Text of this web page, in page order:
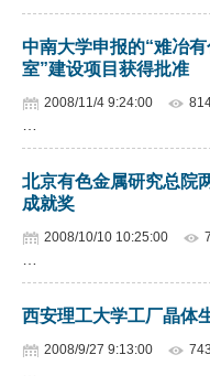
中南大学申报的“难冶
室”建设项目获得批准
2008/11/4 9:24:00
北京有色金属研究总院
成就奖
2008/10/10 10:25:00
西安理工大学工厂晶体
2008/9/27 9:13:00